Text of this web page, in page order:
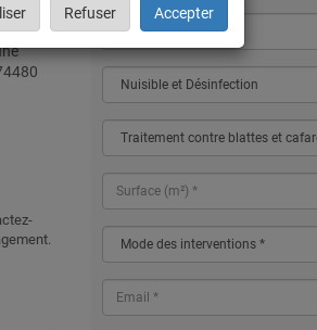
74480 - Passy
Refuser Accepter